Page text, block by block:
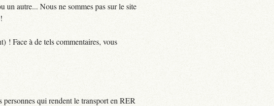
un autre... Nous ne sommes pas sur le site
! Face à de tels commentaires, vous
qui rendent le transport en RER